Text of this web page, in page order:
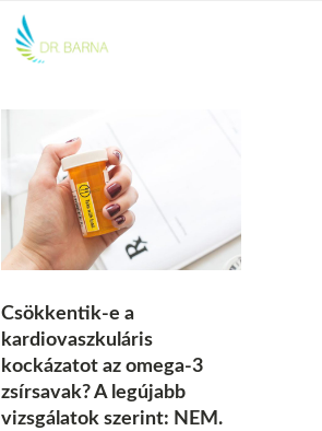
Csökkentik-e a
kardiovaszkuláris
kockázatot az omega-3
zsírsavak? A legújabb
vizsgálatok szerint: NEM.